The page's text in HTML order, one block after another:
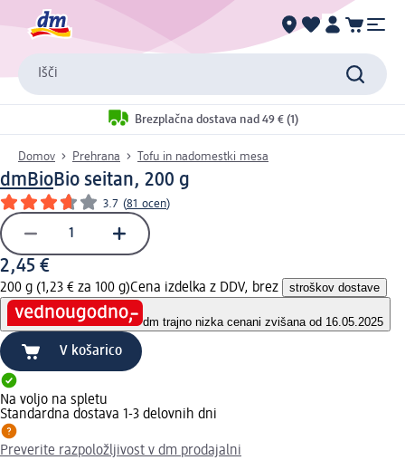
Išči
Brezplačna dostava nad 49 € (1)
Domov Prehrana Tofu in nadomestki mesa
dmBioBio seitan, 200 g
3.7 (81 ocen)
2,45 €
200 g (1,23 € za 100 g)Cena izdelka z DDV, brez stroškov dostave
dm trajno nizka cenani zvišana od 16.05.2025
V košarico
Na voljo na spletu
Standardna dostava 1-3 delovnih dni
Preverite razpoložljivost v dm prodajalni